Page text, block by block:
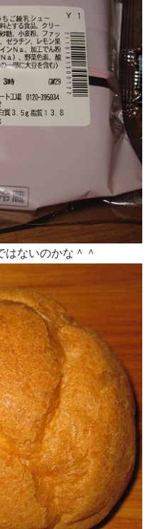
はないのかな＾＾